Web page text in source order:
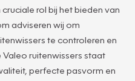
rol bij het bieden van
adviseren wij om
te controleren en
ruitenwissers staat
perfecte pasvorm en